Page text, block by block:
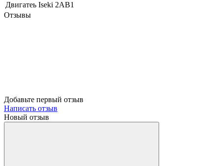
Двигатеь Iseki 2AB1
Отзывы
Добавьте первый отзыв
Написать отзыв
Новый отзыв